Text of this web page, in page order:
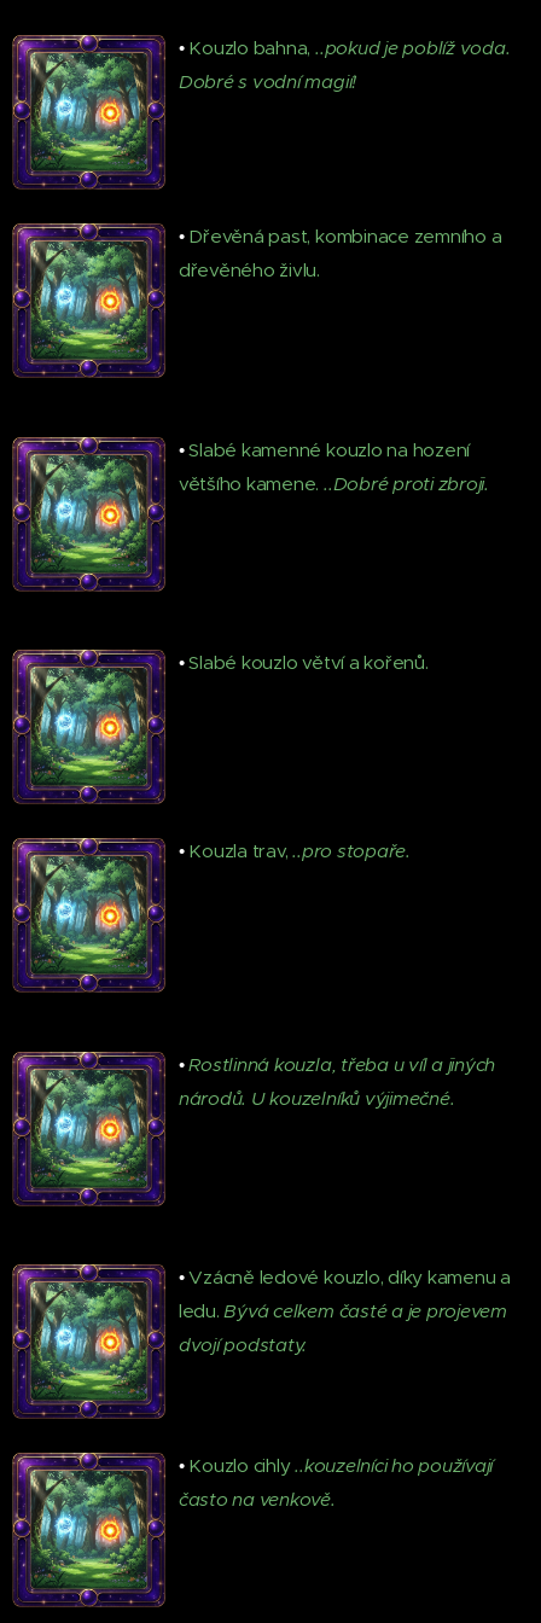
•Kouzlo bahna, ..pokud je poblíž voda.
Dobré s vodní magií!
•Dřevěná past, kombinace zemního a
dřevěného živlu.
•Slabé kamenné kouzlo na hození
většího kamene. ..Dobré proti zbroji.
•Slabé kouzlo větví a kořenů.
•Kouzla trav,..pro stopaře.
•Rostlinná kouzla, třeba u víl a jiných
národů. U kouzelníků výjimečné.
•Vzácně ledové kouzlo, díky kamenu a
ledu.Bývá celkem časté a je projevem
dvojí podstaty.
•Kouzlo cihly..kouzelníci ho používají
často na venkově.